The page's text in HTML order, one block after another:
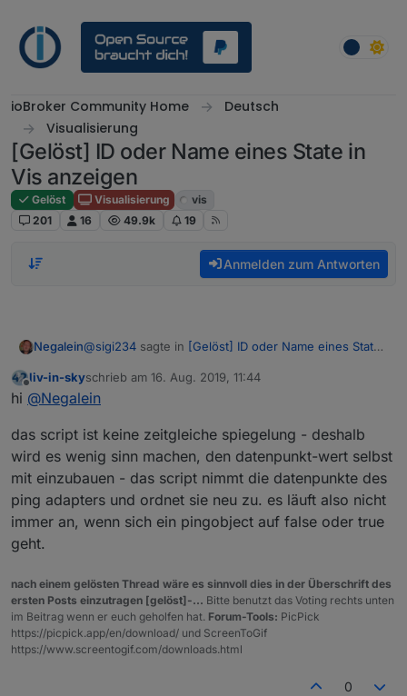
ioBroker Community Home
Deutsch
Visualisierung
[Gelöst] ID oder Name eines State in
Vis anzeigen
Gelöst Visualisierung
vis
201
16 49.9k 19
Anmelden zum Antworten
Negalein@sigi234 sagte in [Gelöst] ID oder Name eines State
@
Nur passen true/false nicht zusammen.
Das Skript gibt doch nur den Namen und die IP
aus,,,,,,,,,,
Ah, ok, dann hab ich das falsch verstanden.
Offline
liv-in-skyschrieb am 16. Aug. 2019, 11:44
zuletzt editiert von
hi @Negalein
das script ist keine zeitgleiche spiegelung - deshalb
wird es wenig sinn machen, den datenpunkt-wert selbst
mit einzubauen - das script nimmt die datenpunkte des
ping adapters und ordnet sie neu zu. es läuft also nicht
immer an, wenn sich ein pingobject auf false oder true
geht.
nach einem gelösten Thread wäre es sinnvoll dies in der Überschrift des
ersten Posts einzutragen [gelöst]-... Bitte benutzt das Voting rechts unten
im Beitrag wenn er euch geholfen hat. Forum-Tools: PicPick
https://picpick.app/en/download/ und ScreenToGif
https://www.screentogif.com/downloads.html
0